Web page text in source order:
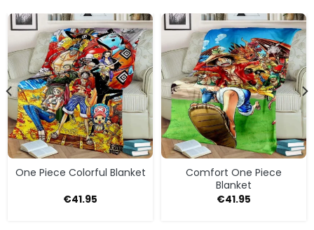
One Piece Colorful Blanket
€41.95
Comfort One Piece
Blanket
€41.95